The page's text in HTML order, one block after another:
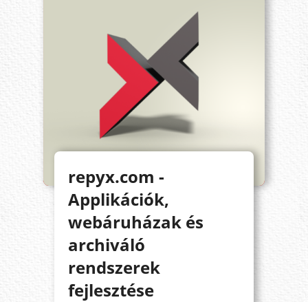
repyx.com -
Applikációk,
webáruházak és
archiváló
rendszerek
fejlesztése